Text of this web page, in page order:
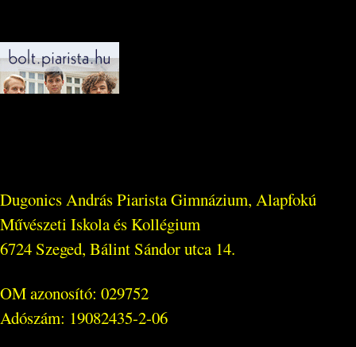
Dugonics András Piarista Gimnázium, Alapfokú
Művészeti Iskola és Kollégium
6724 Szeged, Bálint Sándor utca 14.
OM azonosító: 029752
Adószám: 19082435-2-06